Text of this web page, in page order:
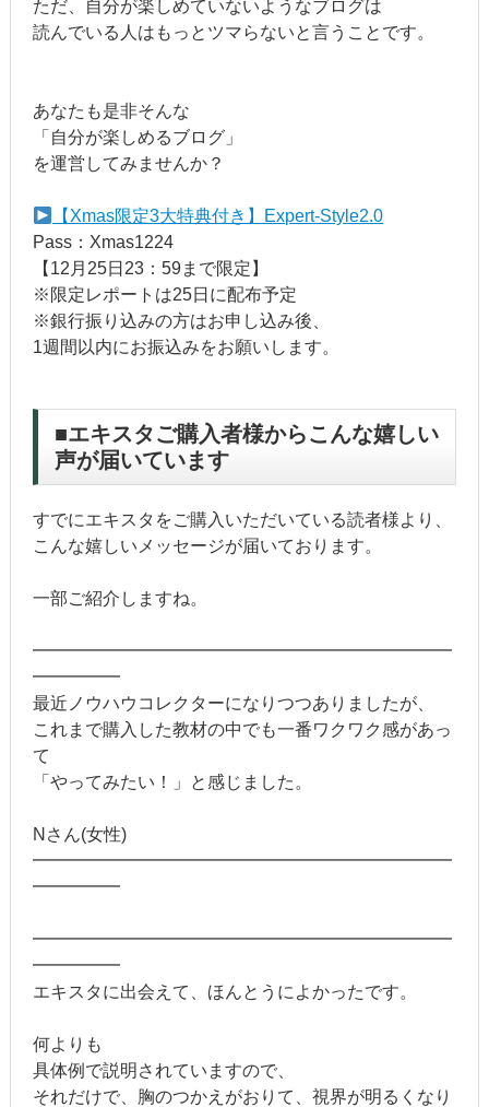
ただ、自分が楽しめていないようなブログは
読んでいる人はもっとツマらないと言うことです。
あなたも是非そんな
「自分が楽しめるブログ」
を運営してみませんか？
【Xmas限定3大特典付き】Expert-Style2.0
Pass：Xmas1224
【12月25日23：59まで限定】
※限定レポートは25日に配布予定
※銀行振り込みの方はお申し込み後、
1週間以内にお振込みをお願いします。
■エキスタご購入者様からこんな嬉しい
声が届いています
すでにエキスタをご購入いただいている読者様より、
こんな嬉しいメッセージが届いております。
一部ご紹介しますね。
━━━━━━━━━━━━━━━━━━━━━━━━
━━━━━
最近ノウハウコレクターになりつつありましたが、
これまで購入した教材の中でも一番ワクワク感があっ
て
「やってみたい！」と感じました。
Nさん(女性)
━━━━━━━━━━━━━━━━━━━━━━━━
━━━━━
━━━━━━━━━━━━━━━━━━━━━━━━
━━━━━
エキスタに出会えて、ほんとうによかったです。
何よりも
具体例で説明されていますので、
それだけで、胸のつかえがおりて、視界が明るくなり